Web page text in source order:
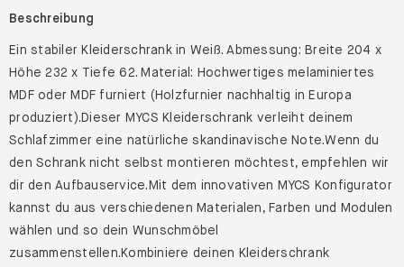
Beschreibung
Ein stabiler Kleiderschrank in Weiß. Abmessung: Breite 204 x
Höhe 232 x Tiefe 62. Material: Hochwertiges melaminiertes
MDF oder MDF furniert (Holzfurnier nachhaltig in Europa
produziert).Dieser MYCS Kleiderschrank verleiht deinem
Schlafzimmer eine natürliche skandinavische Note.Wenn du
den Schrank nicht selbst montieren möchtest, empfehlen wir
dir den Aufbauservice.Mit dem innovativen MYCS Konfigurator
kannst du aus verschiedenen Materialen, Farben und Modulen
wählen und so dein Wunschmöbel
zusammenstellen.Kombiniere deinen Kleiderschrank